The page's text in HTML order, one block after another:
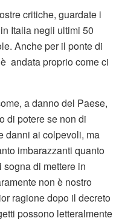
critiche, guardate i
Italia negli ultimi 50
Anche per il ponte di
andata proprio come ci
a danno del Paese,
di potere se non di
danni ai colpevoli, ma
imbarazzanti quanto
di mettere in
non è nostro
ragione dopo il decreto
possono letteralmente